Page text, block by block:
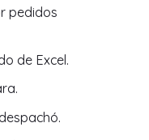
pedidos
de Excel.